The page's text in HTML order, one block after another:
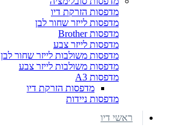
מדפסות הזרקת דיו
מדפסות לייזר שחור לבן
מדפסות Brother
מדפסות לייזר צבע
מדפסות משולבות לייזר שחור לבן
מדפסות משולבות לייזר צבע
מדפסות A3
מדפסות הזרקת דיו
מדפסות ניידות
ראשי דיו